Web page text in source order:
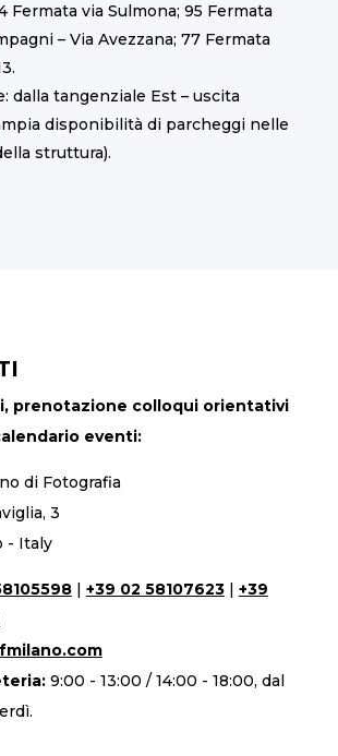
Fermata via Sulmona; 95 Fermata
– Via Avezzana; 77 Fermata
dalla tangenziale Est – uscita
disponibilità di parcheggi nelle
struttura).
prenotazione colloqui orientativi
eventi:
di Fotografia
3
- Italy
| +39 02 58107623| +39
9:00 - 13:00 / 14:00 - 18:00, dal